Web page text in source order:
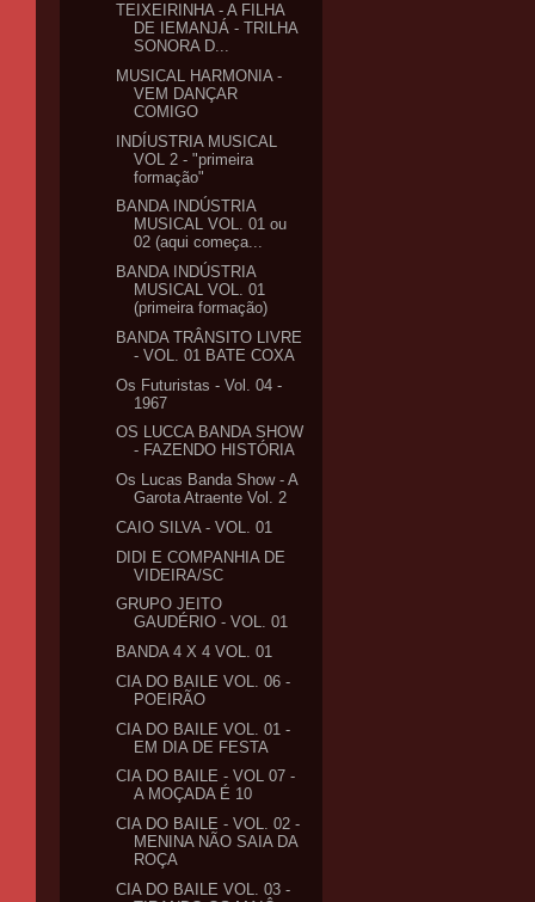
TEIXEIRINHA - A FILHA
DE IEMANJÁ - TRILHA
SONORA D...
MUSICAL HARMONIA -
VEM DANÇAR
COMIGO
INDÍUSTRIA MUSICAL
VOL 2 - "primeira
formação"
BANDA INDÚSTRIA
MUSICAL VOL. 01 ou
02 (aqui começa...
BANDA INDÚSTRIA
MUSICAL VOL. 01
(primeira formação)
BANDA TRÂNSITO LIVRE
- VOL. 01 BATE COXA
Os Futuristas - Vol. 04 -
1967
OS LUCCA BANDA SHOW
- FAZENDO HISTÓRIA
Os Lucas Banda Show - A
Garota Atraente Vol. 2
CAIO SILVA - VOL. 01
DIDI E COMPANHIA DE
VIDEIRA/SC
GRUPO JEITO
GAUDÉRIO - VOL. 01
BANDA 4 X 4 VOL. 01
CIA DO BAILE VOL. 06 -
POEIRÃO
CIA DO BAILE VOL. 01 -
EM DIA DE FESTA
CIA DO BAILE - VOL 07 -
A MOÇADA É 10
CIA DO BAILE - VOL. 02 -
MENINA NÃO SAIA DA
ROÇA
CIA DO BAILE VOL. 03 -